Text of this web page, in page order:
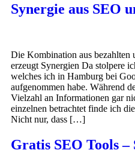
Synergie aus SEO
Die Kombination aus bezahlten
erzeugt Synergien Da stolpere
welches ich in Hamburg bei
aufgenommen habe. Während
Vielzahl an Informationen gar
einzelnen betrachtet finde ich
Nicht nur, dass […]
Gratis SEO Tools